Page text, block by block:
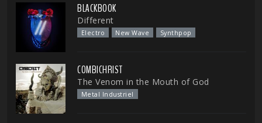
BLACKBOOK
Different
Electro New Wave Synthpop
COMBICHRIST
The Venom in the Mouth of God
Metal Industriel